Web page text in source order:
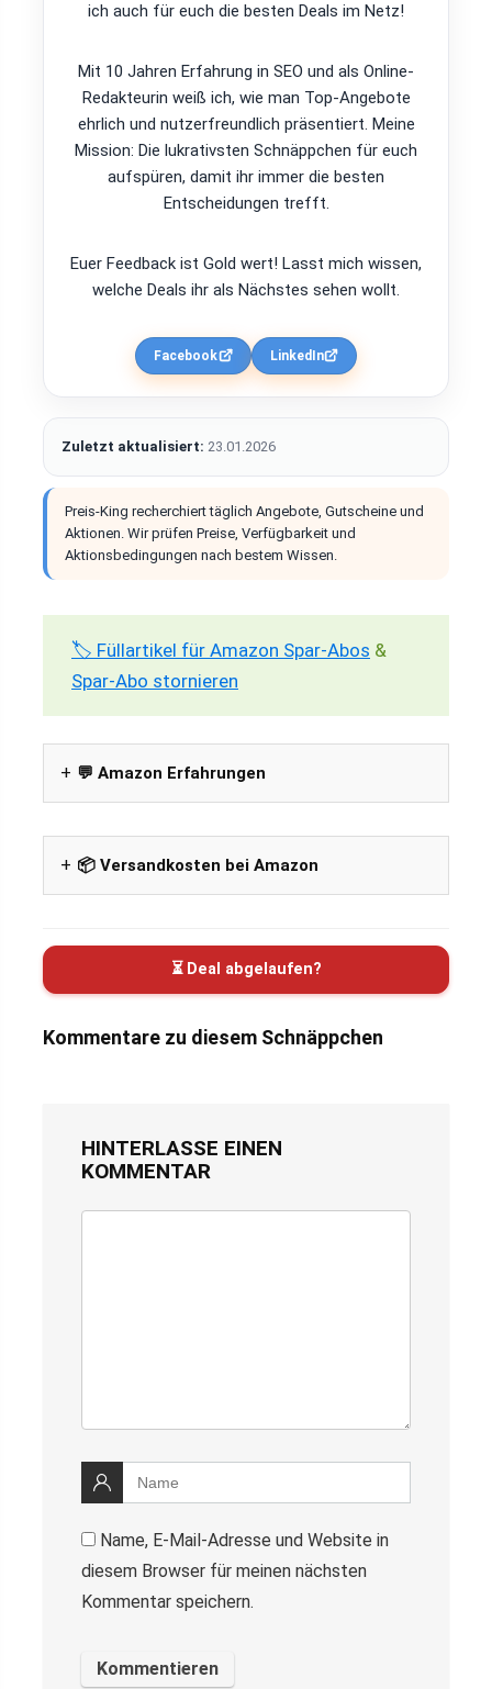
ich auch für euch die besten Deals im Netz!
Mit 10 Jahren Erfahrung in SEO und als Online-
Redakteurin weiß ich, wie man Top-Angebote
ehrlich und nutzerfreundlich präsentiert. Meine
Mission: Die lukrativsten Schnäppchen für euch
aufspüren, damit ihr immer die besten
Entscheidungen trefft.
Euer Feedback ist Gold wert! Lasst mich wissen,
welche Deals ihr als Nächstes sehen wollt.
Facebook LinkedIn
Zuletzt aktualisiert: 23.01.2026
Preis-King recherchiert täglich Angebote, Gutscheine und
Aktionen. Wir prüfen Preise, Verfügbarkeit und
Aktionsbedingungen nach bestem Wissen.
🏷️ Füllartikel für Amazon Spar-Abos &
Spar-Abo stornieren
💬 Amazon Erfahrungen
📦 Versandkosten bei Amazon
⏳ Deal abgelaufen?
Kommentare zu diesem Schnäppchen
HINTERLASSE EINEN
KOMMENTAR
Name, E-Mail-Adresse und Website in
diesem Browser für meinen nächsten
Kommentar speichern.